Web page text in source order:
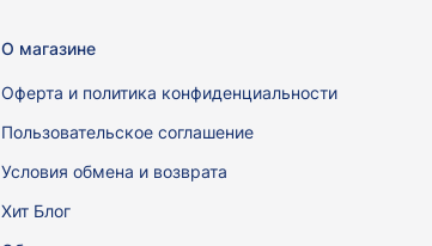
О магазине
Оферта и политика конфиденциальности
Пользовательское соглашение
Условия обмена и возврата
Хит Блог